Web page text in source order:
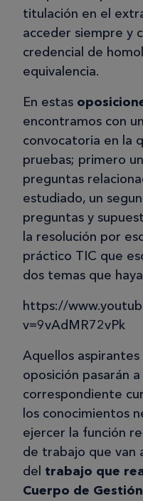
titulación en el
acceder siempre y
credencial de
equivalencia.
En estas
encontramos con
convocatoria en la
pruebas; primero
preguntas
estudiado, un
preguntas y
la resolución por
práctico TIC que
dos temas que
https://
v=9vAdMR72vPk
Aquellos
oposición pasarán a
correspondiente
los conocimientos
ejercer la función
de trabajo que van
del trabajo que
Cuerpo de